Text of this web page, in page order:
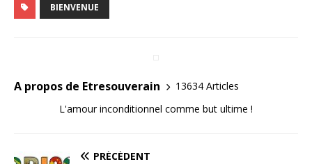
BIENVENUE
A propos de Etresouverain
13634 Articles
L'amour inconditionnel comme but ultime !
PRÉCÉDENT